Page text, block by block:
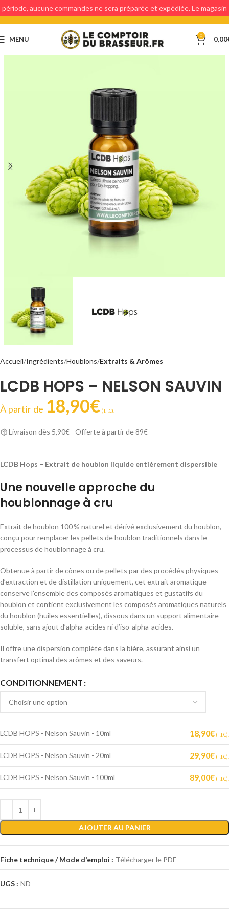
MENU 0 0,00
Accueil Ingrédients Houblons Extraits & Arômes
LCDB HOPS – NELSON SAUVIN
À partir de 18,90€ (T.T.C).
Livraison dès 5,90€ - Offerte à partir de 89€
LCDB Hops – Extrait de houblon liquide entièrement dispersible
Une nouvelle approche du
houblonnage à cru
Extrait de houblon 100 % naturel et dérivé exclusivement du houblon,
conçu pour remplacer les pellets de houblon traditionnels dans le
processus de houblonnage à cru.
Obtenue à partir de cônes ou de pellets par des procédés physiques
d’extraction et de distillation uniquement, cet extrait aromatique
conserve l’ensemble des composés aromatiques et gustatifs du
houblon et contient exclusivement les composés aromatiques naturels
du houblon (huiles essentielles), dissous dans un support alimentaire
soluble, sans ajout d’alpha-acides ni d’iso-alpha-acides.
Il offre une dispersion complète dans la bière, assurant ainsi un
transfert optimal des arômes et des saveurs.
CONDITIONNEMENT
LCDB HOPS - Nelson Sauvin - 10ml 18,90€ (T.T.C).
LCDB HOPS - Nelson Sauvin - 20ml 29,90€ (T.T.C).
LCDB HOPS - Nelson Sauvin - 100ml 89,00€ (T.T.C).
AJOUTER AU PANIER
Alternative:
Fiche technique / Mode d'emploi : Télécharger le PDF
UGS : ND
période, aucune commandes ne sera préparée et expédiée. Le magasin
étant fermé, aucun retraits en magasin ne sera possible.